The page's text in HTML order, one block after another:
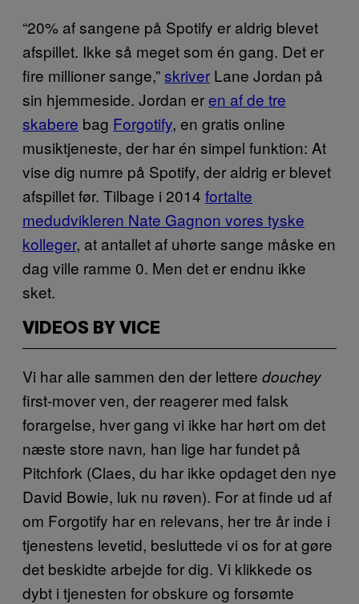
“20% af sangene på Spotify er aldrig blevet
afspillet. Ikke så meget som én gang. Det er
fire millioner sange,”skriver Lane Jordan på
sin hjemmeside. Jordan eren af de tre
skabere bag Forgotify, en gratis online
musiktjeneste, der har én simpel funktion: At
vise dig numre på Spotify, der aldrig er blevet
afspillet før. Tilbage i 2014 fortalte
medudvikleren Nate Gagnon vores tyske
kolleger, at antallet af uhørte sange måske en
dag ville ramme 0. Men det er endnu ikke
sket.
VIDEOS BY VICE
Vi har alle sammen den der lettere douchey
first-mover ven, der reagerer med falsk
forargelse, hver gang vi ikke har hørt om det
næste store navn, han lige har fundet på
Pitchfork (Claes, du har ikke opdaget den nye
David Bowie, luk nu røven). For at finde ud af
om Forgotify har en relevans, her tre år inde i
tjenestens levetid, besluttede vi os for at gøre
det beskidte arbejde for dig. Vi klikkede os
dybt i tjenesten for obskure og forsømte